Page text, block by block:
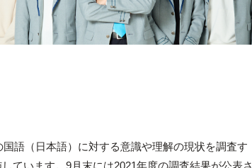
語（日本語）に対する意識や理解の現状を調査す
しています。9月末には2021年度の調査結果が公表さ